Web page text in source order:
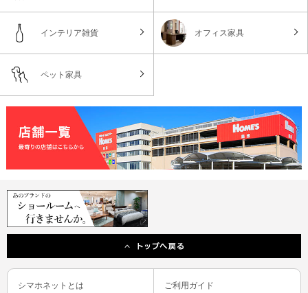
インテリア雑貨 オフィス家具
ペット家具
シマホネットとは ご利用ガイド